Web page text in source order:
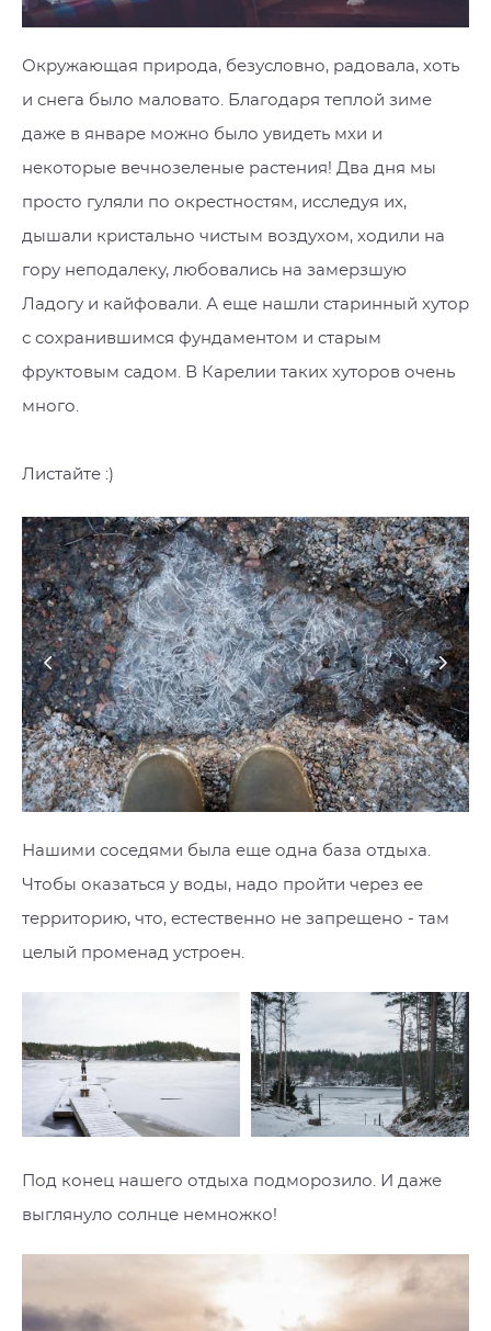
Окружающая природа, безусловно, радовала, хоть
и снега было маловато. Благодаря теплой зиме
даже в январе можно было увидеть мхи и
некоторые вечнозеленые растения! Два дня мы
просто гуляли по окрестностям, исследуя их,
дышали кристально чистым воздухом, ходили на
гору неподалеку, любовались на замерзшую
Ладогу и кайфовали. А еще нашли старинный хутор
с сохранившимся фундаментом и старым
фруктовым садом. В Карелии таких хуторов очень
много.
Листайте :)
Нашими соседями была еще одна база отдыха.
Чтобы оказаться у воды, надо пройти через ее
территорию, что, естественно не запрещено - там
целый променад устроен.
Под конец нашего отдыха подморозило. И даже
выглянуло солнце немножко!